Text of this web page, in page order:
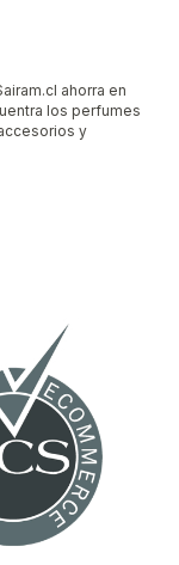
ahorra en
los perfumes
y